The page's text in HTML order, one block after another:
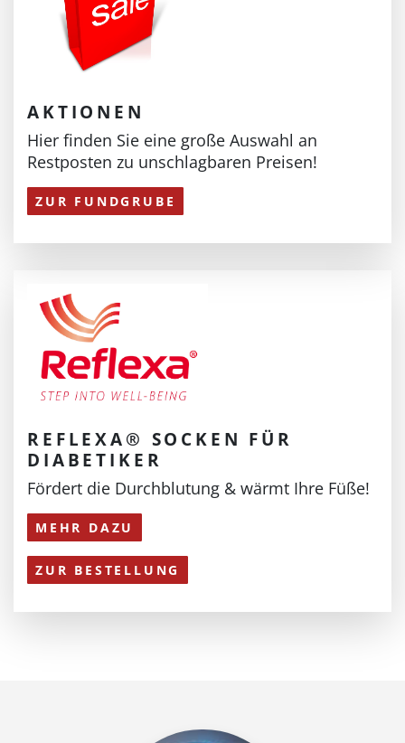
AKTIONEN
Hier finden Sie eine große Auswahl an
Restposten zu unschlagbaren Preisen!
ZUR FUNDGRUBE
REFLEXA® SOCKEN FÜR
DIABETIKER
Fördert die Durchblutung & wärmt Ihre Füße!
MEHR DAZU
ZUR BESTELLUNG